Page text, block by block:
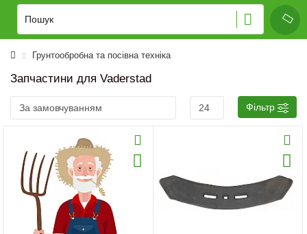
Грунтообробна та посівна техніка
Запчастини для Vaderstad
Фільтр